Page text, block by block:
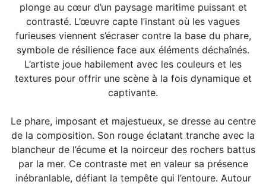
plonge au cœur d’un paysage maritime puissant et
contrasté. L’œuvre capte l’instant où les vagues
furieuses viennent s’écraser contre la base du phare,
symbole de résilience face aux éléments déchaînés.
L’artiste joue habilement avec les couleurs et les
textures pour offrir une scène à la fois dynamique et
captivante.
Le phare, imposant et majestueux, se dresse au centre
de la composition. Son rouge éclatant tranche avec la
blancheur de l’écume et la noirceur des rochers battus
par la mer. Ce contraste met en valeur sa présence
inébranlable, défiant la tempête qui l’entoure. Autour